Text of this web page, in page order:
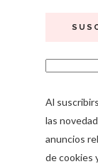
Al
las
anuncios
de cookies